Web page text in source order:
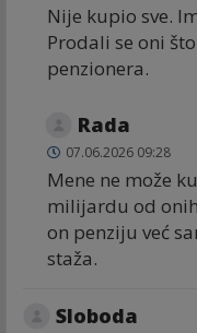
Nije kupio sve.
Prodali se oni
penzionera.
Rada
07.06.2026 09:28
Mene ne može
milijardu od
on penziju već
staža.
Sloboda